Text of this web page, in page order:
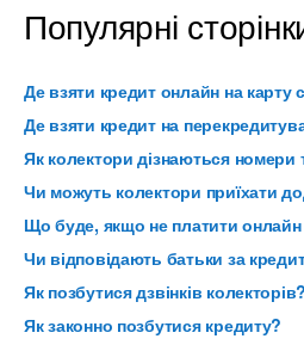
Популярні
Де взяти кредит онлайн на карту
Де взяти кредит на
Як колектори дізнаються номери
Чи можуть колектори приїхати
Що буде, якщо не платити
Чи відповідають батьки за
Як позбутися дзвінків колекторів?
Як законно позбутися кредиту?